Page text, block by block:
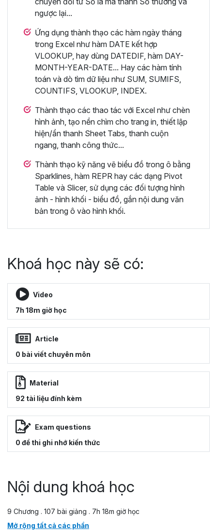
ngược lại...
Ứng dụng thành thạo các hàm ngày tháng
trong Excel như hàm DATE kết hợp
VLOOKUP, hay dùng DATEDIF, hàm DAY-
MONTH-YEAR-DATE... Hay các hàm tính
toán và dò tìm dữ liệu như SUM, SUMIFS,
COUNTIFS, VLOOKUP, INDEX.
Thành thạo các thao tác với Excel như chèn
hình ảnh, tạo nền chìm cho trang in, thiết lập
hiện/ẩn thanh Sheet Tabs, thanh cuộn
ngang, thanh công thức...
Thành thạo kỹ năng vẽ biểu đồ trong ô bằng
Sparklines, hàm REPR hay các dạng Pivot
Table và Slicer, sử dụng các đối tượng hình
ảnh - hình khối - biểu đồ, gắn nội dung văn
bản trong ô vào hình khối.
Khoá học này sẽ có:
Video
7h 18m giờ học
Article
0 bài viết chuyên môn
Material
92 tài liệu đính kèm
Exam questions
0 đề thi ghi nhớ kiến thức
Nội dung khoá học
9 Chương . 107 bài giảng . 7h 18m giờ học
Mở rộng tất cả các phần